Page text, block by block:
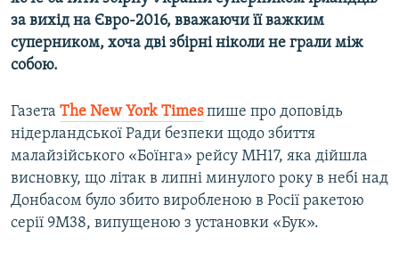
за вихід на Євро-2016, вважаючи її важким
суперником, хоча дві збірні ніколи не грали між
собою.
Газета The New York Timesпише про доповідь
нідерландської Ради безпеки щодо збиття
малайзійського «Боїнга» рейсу МН17, яка дійшла
висновку, що літак в липні минулого року в небі над
Донбасом було збито виробленою в Росії ракетою
серії 9М38, випущеною з установки «Бук».